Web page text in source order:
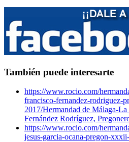
También puede interesarte
https://www.rocio.com/
francisco-fernandez-rodriguez-
2017/Hermandad de Málaga-
Fernández Rodríguez,
https://www.rocio.com/
jesus-garcia-ocana-pregon-